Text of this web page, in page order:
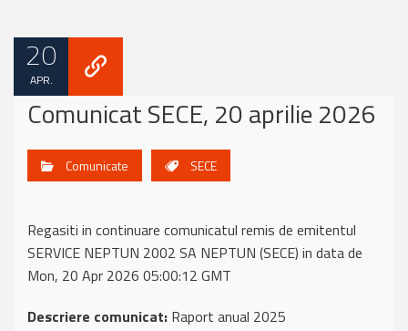
20
APR.
Comunicat SECE, 20 aprilie 2026
Comunicate SECE
Regasiti in continuare comunicatul remis de emitentul
SERVICE NEPTUN 2002 SA NEPTUN (SECE) in data de
Mon, 20 Apr 2026 05:00:12 GMT
Descriere comunicat: Raport anual 2025